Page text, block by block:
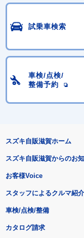
試乗車検索
車検/点検/
整備予約
スズキ自販滋賀ホーム
スズキ自販滋賀からのお
お客様Voice
スタッフによるクルマ紹介
車検/点検/整備
カタログ請求